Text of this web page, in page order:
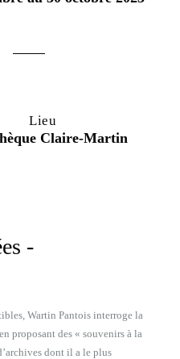
Lieu
Claire-Martin
-
Wartin Pantois interroge la
proposant des « souvenirs à la
dont il a le plus